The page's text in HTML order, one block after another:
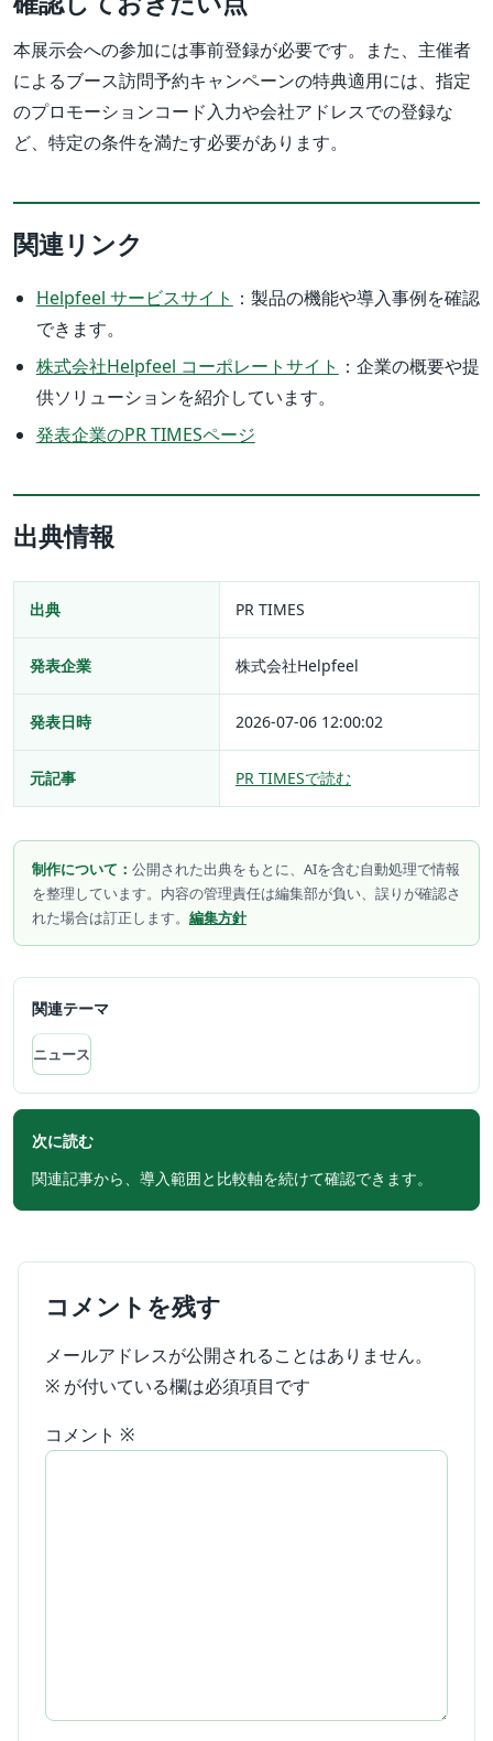
本展示会への参加には事前登録が必要です。また、主催者
によるブース訪問予約キャンペーンの特典適用には、指定
のプロモーションコード入力や会社アドレスでの登録な
ど、特定の条件を満たす必要があります。
関連リンク
Helpfeel サービスサイト ：製品の機能や導入事例を確認
できます。
株式会社Helpfeel コーポレートサイト ：企業の概要や提
供ソリューションを紹介しています。
発表企業のPR TIMESページ
出典情報
出典 PR TIMES
発表企業 株式会社Helpfeel
発表日時 2026-07-06 12:00:02
元記事 PR TIMESで読む
制作について： 公開された出典をもとに、AIを含む自動処理で情報
を整理しています。内容の管理責任は編集部が負い、誤りが確認さ
れた場合は訂正します。 編集方針
関連テーマ
ニュース
次に読む
関連記事から、導入範囲と比較軸を続けて確認できます。
コメントを残す
メールアドレスが公開されることはありません。
※が付いている欄は必須項目です
コメント ※